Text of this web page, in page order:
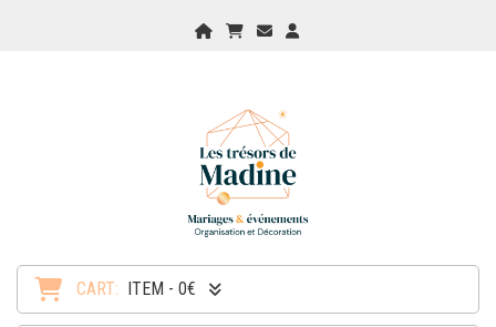
Home My CartCheckout
CART: ITEM - 0€